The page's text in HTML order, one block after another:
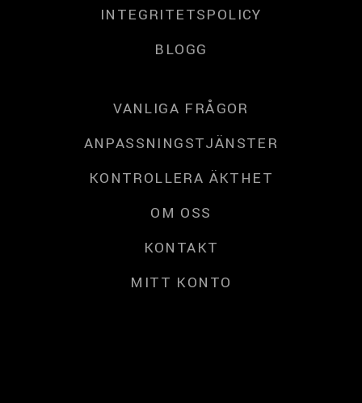
INTEGRITETSPOLICY
BLOGG
VANLIGA FRÅGOR
ANPASSNINGSTJÄNSTER
KONTROLLERA ÄKTHET
OM OSS
KONTAKT
MITT KONTO